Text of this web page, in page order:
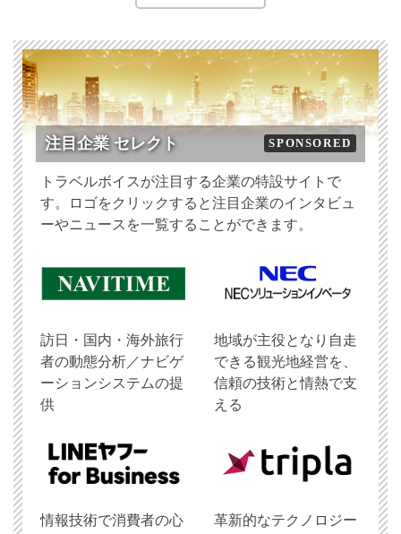
注目企業 セレクト SPONSORED
トラベルボイスが注目する企業の特設サイトで
す。ロゴをクリックすると注目企業のインタビュ
ーやニュースを一覧することができます。
訪日・国内・海外旅行
者の動態分析／ナビゲ
ーションシステムの提
供
地域が主役となり自走
できる観光地経営を、
信頼の技術と情熱で支
える
情報技術で消費者の心 革新的なテクノロジー